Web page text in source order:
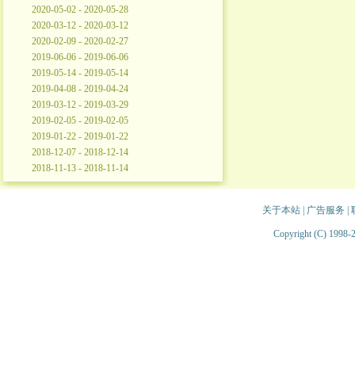
2020-05-02 - 2020-05-28
2020-03-12 - 2020-03-12
2020-02-09 - 2020-02-27
2019-06-06 - 2019-06-06
2019-05-14 - 2019-05-14
2019-04-08 - 2019-04-24
2019-03-12 - 2019-03-29
2019-02-05 - 2019-02-05
2019-01-22 - 2019-01-22
2018-12-07 - 2018-12-14
2018-11-13 - 2018-11-14
关于本站| 广告服务
Copyright (C) 1998-